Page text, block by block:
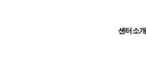
센터소개